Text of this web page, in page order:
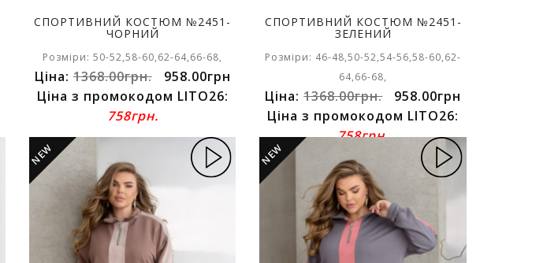
СПОРТИВНИЙ КОСТЮМ №2451-
ЧОРНИЙ
Розміри: 50-52,58-60,62-64,66-68,
Ціна:1368.00грн.
958.00грн
Ціна з промокодом LITO26:
758грн.
СПОРТИВНИЙ КОСТЮМ №2451-
ЗЕЛЕНИЙ
Розміри: 46-48,50-52,54-56,58-60,62-
64,66-68,
Ціна:1368.00грн.
958.00грн
Ціна з промокодом LITO26:
758грн.
NEW NEW